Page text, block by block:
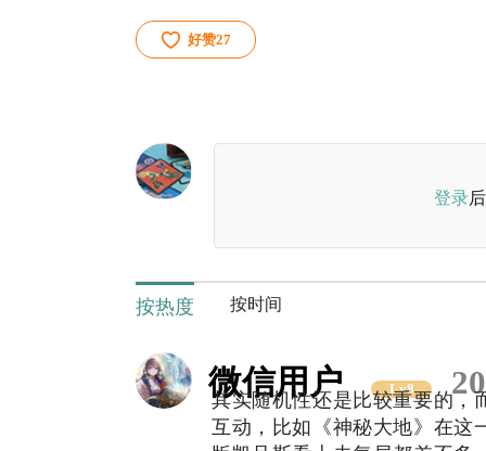
好赞27
登录
按热度 按时间
微信用户 Lv8
其实随机性还是比较重要的，
互动，比如《神秘大地》在这